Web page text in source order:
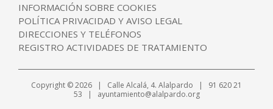
INFORMACIÓN SOBRE COOKIES
POLÍTICA PRIVACIDAD Y AVISO LEGAL
DIRECCIONES Y TELÉFONOS
REGISTRO ACTIVIDADES DE TRATAMIENTO
Copyright © 2026 | Calle Alcalá, 4. Alalpardo | 91 620 21
53 | ayuntamiento@alalpardo.org